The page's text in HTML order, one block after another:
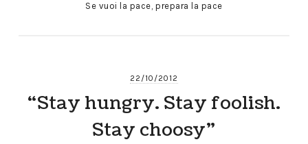
Se vuoi la pace, prepara la pace
22/10/2012
“Stay hungry. Stay foolish.
Stay choosy”